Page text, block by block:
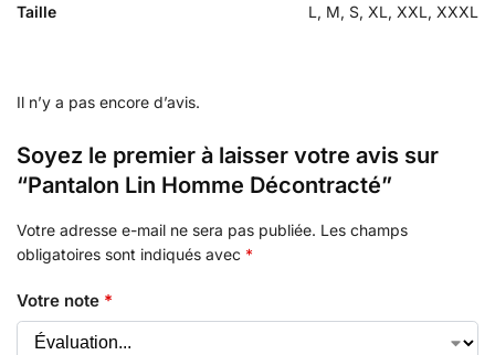
Taille L, M, S, XL, XXL, XXXL
Il n’y a pas encore d’avis.
Soyez le premier à laisser votre avis sur
“Pantalon Lin Homme Décontracté”
Votre adresse e-mail ne sera pas publiée. Les champs
obligatoires sont indiqués avec *
Votre note *